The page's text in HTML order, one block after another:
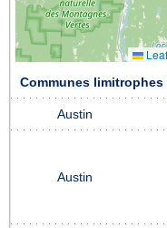
Communes
Austin
Austin